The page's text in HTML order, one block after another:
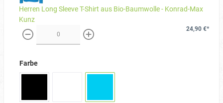
Herren Long Sleeve T-Shirt aus Bio-Baumwolle - Konrad-Max
Kunz
weniger mehr
24,90 €*
Farbe